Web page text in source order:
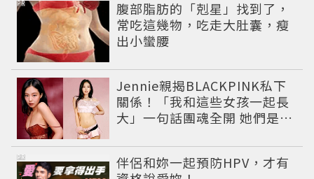
腹部脂肪的「剋星」找到了，
常吃這幾物，吃走大肚囊，瘦
出小蠻腰
PR
Jennie親揭BLACKPINK私下
關係！「我和這些女孩一起長
大」一句話團魂全開 她們是彼
伴侶和妳一起預防HPV，才有
PR